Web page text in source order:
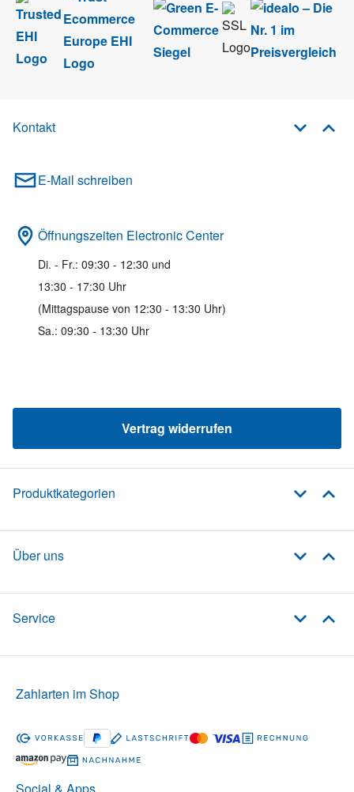
Kontakt
E-Mail schreiben
Öffnungszeiten Electronic Center
Di. - Fr.: 09:30 - 12:30 und
13:30 - 17:30 Uhr
(Mittagspause von 12:30 - 13:30 Uhr)
Sa.: 09:30 - 13:30 Uhr
Vertrag widerrufen
Produktkategorien
Über uns
Service
Social & Apps
Zahlarten im Shop